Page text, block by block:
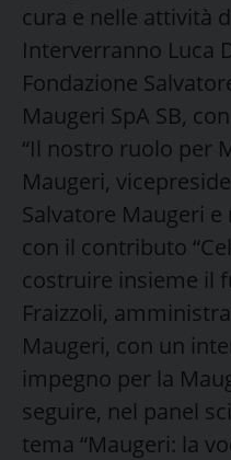
cura e nelle attività
Interverranno Luca
Fondazione
Maugeri SpA SB,
“Il nostro ruolo per
Maugeri,
Salvatore Maugeri
con il contributo
costruire insieme il
Fraizzoli,
Maugeri, con un
impegno per la
seguire, nel panel
tema “Maugeri: la